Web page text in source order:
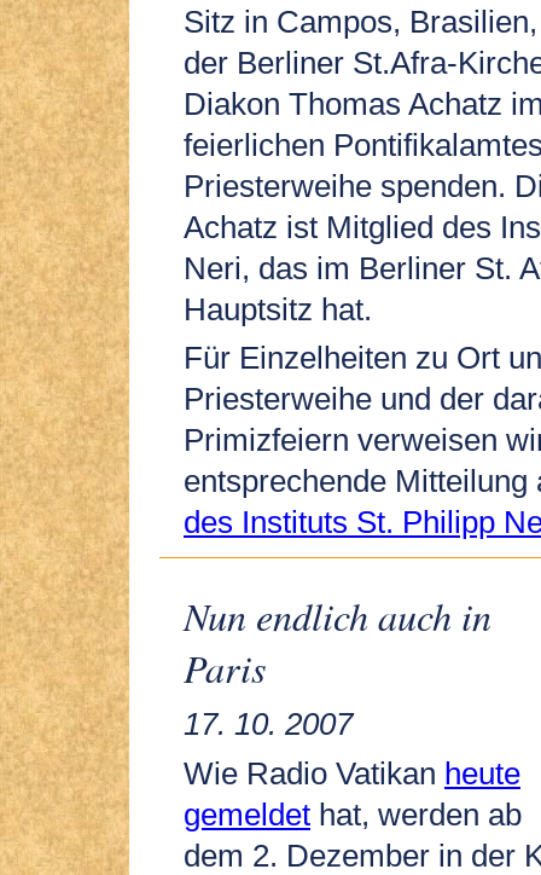
Sitz in Campos,
der Berliner St.Afra-
Diakon Thomas Achatz
feierlichen
Priesterweihe spenden.
Achatz ist Mitglied des
Neri, das im Berliner St.
Hauptsitz hat.
Für Einzelheiten zu Ort
Priesterweihe und der
Primizfeiern verweisen
entsprechende
des Instituts St. Philipp
Nun endlich auch in
Paris
17. 10. 2007
Wie Radio Vatikan heute
gemeldet hat, werden ab
dem 2. Dezember in der